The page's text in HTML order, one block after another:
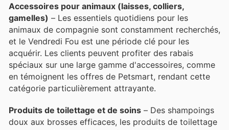
Accessoires pour animaux (laisses, colliers,
gamelles) – Les essentiels quotidiens pour les
animaux de compagnie sont constamment recherchés,
et le Vendredi Fou est une période clé pour les
acquérir. Les clients peuvent profiter des rabais
spéciaux sur une large gamme d'accessoires, comme
en témoignent les offres de Petsmart, rendant cette
catégorie particulièrement attrayante.
Produits de toilettage et de soins – Des shampoings
doux aux brosses efficaces, les produits de toilettage